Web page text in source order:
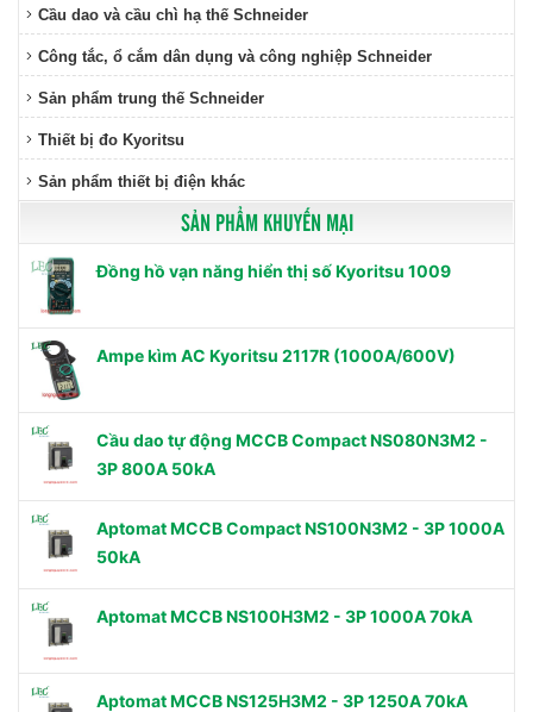
Cầu dao và cầu chì hạ thế Schneider
Công tắc, ổ cắm dân dụng và công nghiệp Schneider
Sản phẩm trung thế Schneider
Thiết bị đo Kyoritsu
Sản phẩm thiết bị điện khác
SẢN PHẨM KHUYẾN MẠI
Đồng hồ vạn năng hiển thị số Kyoritsu 1009
Ampe kìm AC Kyoritsu 2117R (1000A/600V)
Cầu dao tự động MCCB Compact NS080N3M2 -
3P 800A 50kA
Aptomat MCCB Compact NS100N3M2 - 3P 1000A
50kA
Aptomat MCCB NS100H3M2 - 3P 1000A 70kA
Aptomat MCCB NS125H3M2 - 3P 1250A 70kA